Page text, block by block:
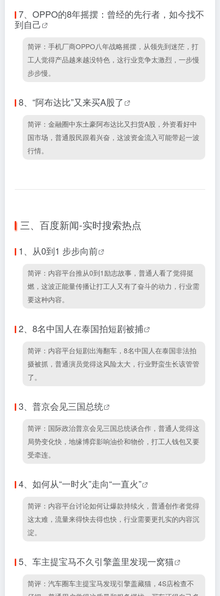
7、 OPPO的8年摇摆：曾经的先行者，如今找不
到自己
简评：手机厂商OPPO八年战略摇摆，从领先到迷茫，打
工人觉得产品越来越没特色，这行业竞争太激烈，一步慢
步步慢。
8、 “阿布达比”又来买A股了
简评：金融圈中东土豪阿布达比又扫货A股，外资看好中
国市场，普通股民跟着兴奋，这波资金流入可能带起一波
行情。
三、百度新闻-实时搜索热点
1、 从0到1 步步向前
简评：内容平台推从0到1励志故事，普通人看了觉得挺
燃，这波正能量传播让打工人又有了奋斗的动力，行业需
要这种内容。
2、 8名中国人在泰国拍短剧被捕
简评：内容平台短剧出海翻车，8名中国人在泰国非法拍
摄被抓，普通演员觉得这风险太大，行业野蛮生长该管管
了。
3、 普京会见三国总统
简评：国际政治普京会见三国总统谈合作，普通人觉得这
局势变化快，地缘博弈影响油价和物价，打工人钱包又要
受牵连。
4、 如何从“一时火”走向“一直火”
简评：内容平台讨论如何让爆款持续火，普通创作者觉得
这太难，流量来得快去得也快，行业需要更扎实的内容沉
淀。
5、 车主提宝马不久引擎盖里发现一窝猫
简评：汽车圈车主提宝马发现引擎盖藏猫，4S店检查不